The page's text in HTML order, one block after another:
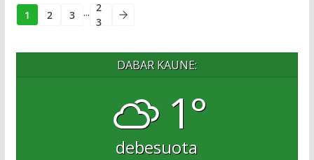
1 2 3 ... 2
3
DABAR KAUNE:
1°
debesuota